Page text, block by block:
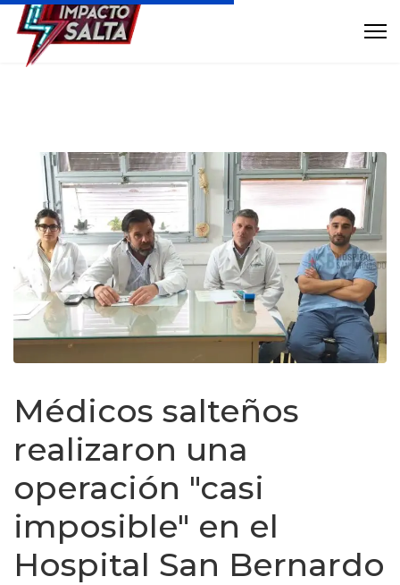
Médicos salteños
realizaron una
operación "casi
imposible" en el
Hospital San Bernardo